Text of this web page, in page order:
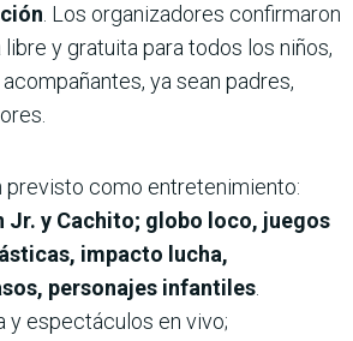
. Los organizadores confirmaron
y gratuita para todos los niños,
ya sean padres,
previsto como entretenimiento:
Jr. y Cachito; globo loco, juegos
impacto lucha,
personajes infantiles.
y espectáculos en vivo;